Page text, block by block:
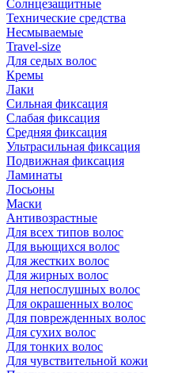
Солнцезащитные
Технические средства
Несмываемые
Travel-size
Для седых волос
Кремы
Лаки
Сильная фиксация
Слабая фиксация
Средняя фиксация
Ультрасильная фиксация
Подвижная фиксация
Ламинаты
Лосьоны
Маски
Антивозрастные
Для всех типов волос
Для вьющихся волос
Для жестких волос
Для жирных волос
Для непослушных волос
Для окрашенных волос
Для поврежденных волос
Для сухих волос
Для тонких волос
Для чувствительной кожи